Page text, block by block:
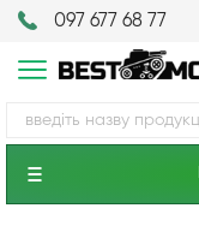
097 677 68 77